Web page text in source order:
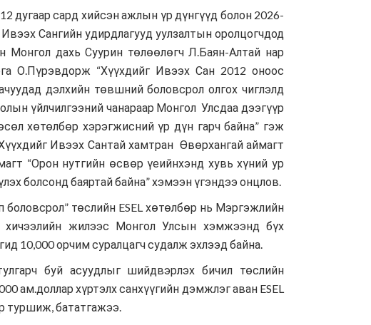
дугаар сард хийсэн ажлын үр дүнгүүд болон 2026-
Сангийн удирдлагууд уулзалтын оролцогчдод
Монгол дахь Суурин төлөөлөгч Л.Баян-Алтай нар
О.Пүрэвдорж “Хүүхдийг Ивээх Сан 2012 оноос
дэлхийн төвшний боловсрол олгох чиглэлд
үйлчилгээний чанараар Монгол Улсдаа дээгүүр
хөтөлбөр хэрэгжисний үр дүн гарч байна” гэж
Ивээх Сантай хамтран Өвөрхангай аймагт
“Орон нутгийн өсвөр үеийнхэнд хувь хүний ур
болсонд баяртай байна” хэмээн үгэндээ онцлов.
төслийн ESEL хөтөлбөр нь Мэргэжлийн
хичээлийн жилээс Монгол Улсын хэмжээнд бүх
10,000 орчим суралцагч судалж эхлээд байна.
буй асуудлыг шийдвэрлэх бичил төслийн
ам.доллар хүртэлх санхүүгийн дэмжлэг аван ESEL
туршиж, бататгажээ.